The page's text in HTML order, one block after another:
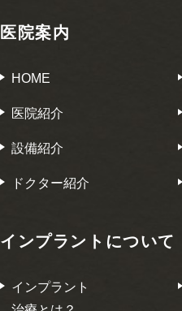
医院案内
HOME
医院紹介
設備紹介
ドクター紹介
インプラントについて
インプラント